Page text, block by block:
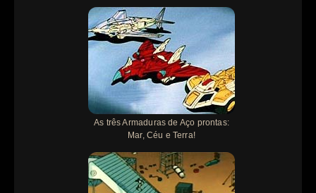
As três Armaduras de Aço prontas:
Mar, Céu e Terra!